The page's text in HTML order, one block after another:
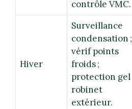
contrôle VMC.
Hiver
Surveillance
condensation ;
vérif points
froids ;
protection gel
robinet
extérieur.